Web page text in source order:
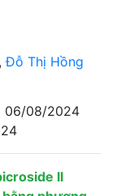
,Đỗ Thị Hồng
06/08/2024
II